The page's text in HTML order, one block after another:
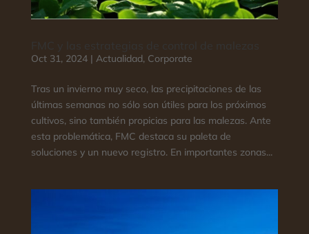
Oct 31, 2024| Actualidad, Corporate
Tras un invierno muy seco, las precipitaciones de las
últimas semanas no sólo son útiles para los próximos
cultivos, sino también propicias para las malezas. Ante
esta problemática, FMC destaca su paleta de
soluciones y un nuevo registro. En importantes zonas...